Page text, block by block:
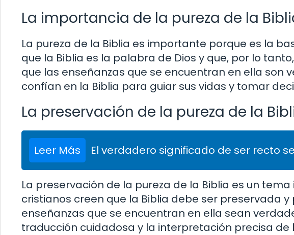
La importancia de la pureza de la
La pureza de la Biblia es importante porque es la
que la Biblia es la palabra de Dios y que, por lo
que las enseñanzas que se encuentran en ella son
confían en la Biblia para guiar sus vidas y tomar
La preservación de la pureza de la
Leer Más El verdadero significado de ser recto
La preservación de la pureza de la Biblia es un
cristianos creen que la Biblia debe ser preservada
enseñanzas que se encuentran en ella sean
traducción cuidadosa y la interpretación precisa de